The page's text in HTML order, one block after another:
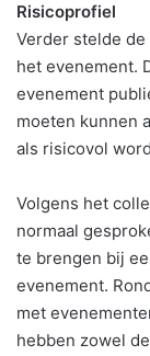
Risicoprofiel
Verder stelde
het evenement.
evenement
moeten kunnen
als risicovol
Volgens het
normaal
te brengen bij
evenement.
met
hebben zowel